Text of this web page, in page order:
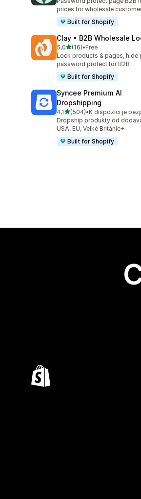
prices for wholesale
Built for Shopify
Clay • B2B Wholesale
5,0z 5 hvězd
(16)
Celkový počet recenzí: 16
•Free
Lock products & pages, hide
password protect for B2B
Built for Shopify
Syncee Premium AI
Dropshipping
4,1z 5 hvězd
(504)
Celkový počet recenzí: 504
•
Dropship produkty od
USA, EU, Velké Británie+
Built for Shopify